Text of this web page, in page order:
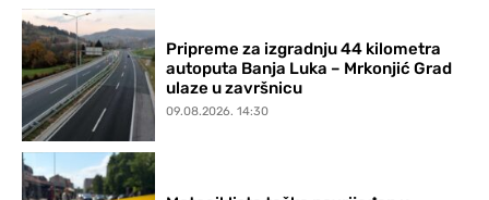
Pripreme za izgradnju 44 kilometra
autoputa Banja Luka – Mrkonjić Grad
ulaze u završnicu
09.08.2026. 14:30